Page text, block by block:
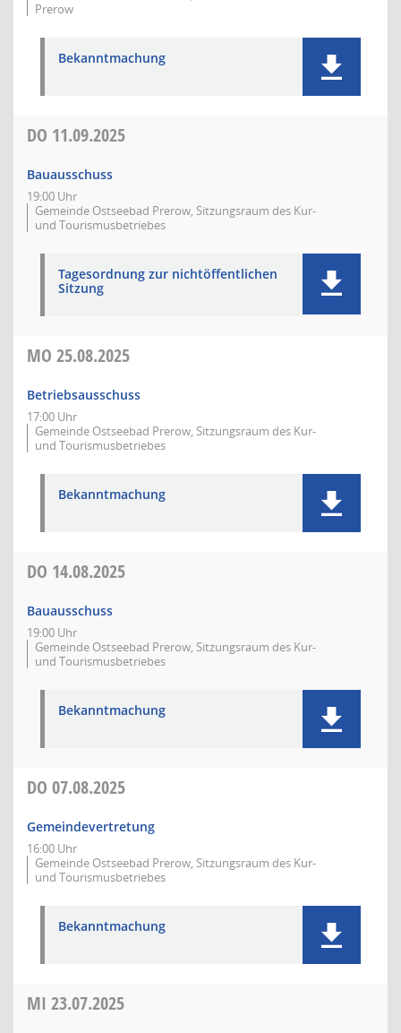
Prerow
Bekanntmachung
DO 11.09.2025
Bauausschuss
19:00 Uhr
Gemeinde Ostseebad Prerow, Sitzungsraum des Kur-
und Tourismusbetriebes
Tagesordnung zur nichtöffentlichen
Sitzung
MO 25.08.2025
Betriebsausschuss
17:00 Uhr
Gemeinde Ostseebad Prerow, Sitzungsraum des Kur-
und Tourismusbetriebes
Bekanntmachung
DO 14.08.2025
Bauausschuss
19:00 Uhr
Gemeinde Ostseebad Prerow, Sitzungsraum des Kur-
und Tourismusbetriebes
Bekanntmachung
DO 07.08.2025
Gemeindevertretung
16:00 Uhr
Gemeinde Ostseebad Prerow, Sitzungsraum des Kur-
und Tourismusbetriebes
Bekanntmachung
MI 23.07.2025